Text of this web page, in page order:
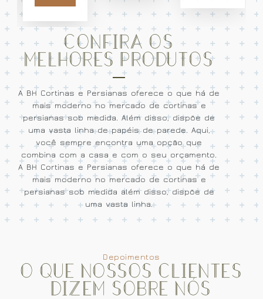
Confira os
melhores produtos
A BH Cortinas e Persianas oferece o que há de
mais moderno no mercado de cortinas e
persianas sob medida. Além disso, dispõe de
uma vasta linha de papéis de parede. Aqui,
você sempre encontra uma opção que
combina com a casa e com o seu orçamento.
A BH Cortinas e Persianas oferece o que há de
mais moderno no mercado de cortinas e
persianas sob medida além disso, dispõe de
uma vasta linha.
Depoimentos
O que nossos clientes
dizem sobre nós